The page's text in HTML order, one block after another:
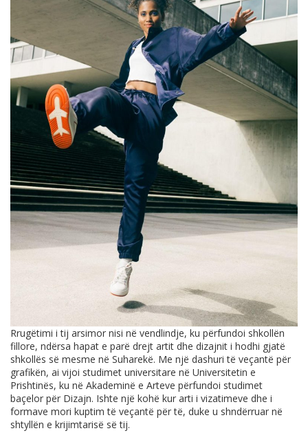
Rrugëtimi i tij arsimor nisi në vendlindje, ku përfundoi shkollën
fillore, ndërsa hapat e parë drejt artit dhe dizajnit i hodhi gjatë
shkollës së mesme në Suharekë. Me një dashuri të veçantë për
grafikën, ai vijoi studimet universitare në Universitetin e
Prishtinës, ku në Akademinë e Arteve përfundoi studimet
baçelor për Dizajn. Ishte një kohë kur arti i vizatimeve dhe i
formave mori kuptim të veçantë për të, duke u shndërruar në
shtyllën e krijimtarisë së tij.